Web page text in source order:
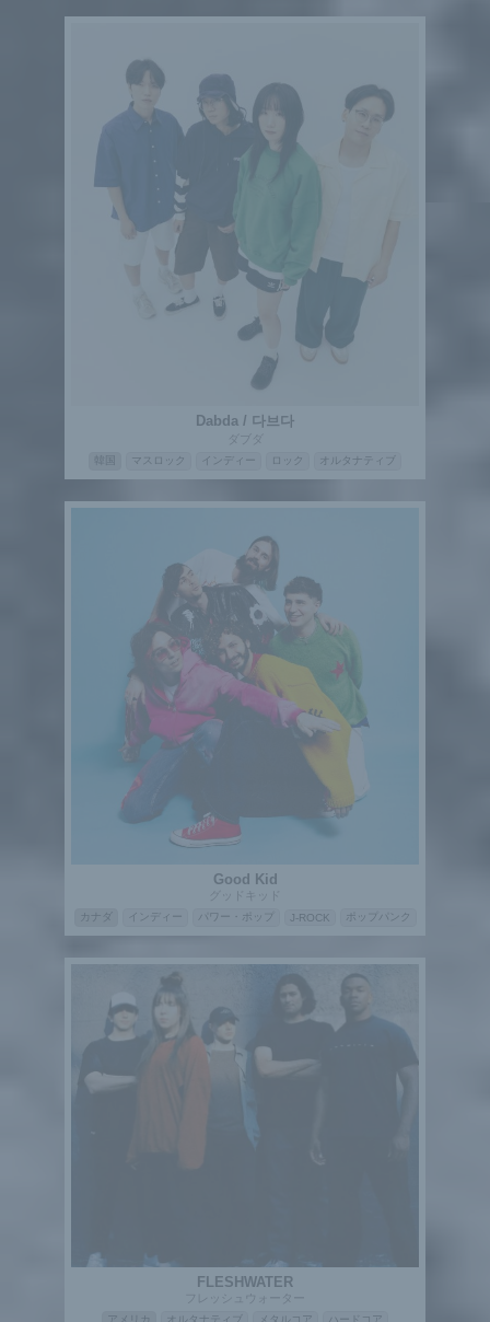
Dabda / 다브다
ダブダ
マスロック インディー ロック オルタナティブ
Good Kid
グッドキッド
カナダ インディー パワー・ポップ J-ROCK ポップパンク
FLESHWATER
フレッシュウォーター
アメリカ オルタナティブ メタルコア ハードコア